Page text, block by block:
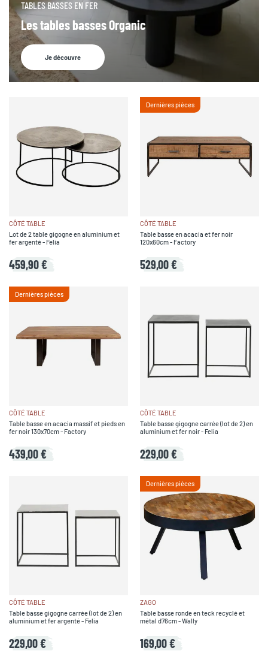
TABLES BASSES EN FER
Les tables basses Organic
Je découvre
CÔTÉ TABLE
Lot de 2 table gigogne en aluminium et
fer argenté - Felia
459,90 €
Dernières pièces
CÔTÉ TABLE
Table basse en acacia et fer noir
120x60cm - Factory
529,00 €
Dernières pièces
CÔTÉ TABLE
Table basse en acacia massif et pieds en
fer noir 130x70cm - Factory
439,00 €
CÔTÉ TABLE
Table basse gigogne carrée (lot de 2) en
aluminium et fer noir - Felia
229,00 €
CÔTÉ TABLE
Table basse gigogne carrée (lot de 2) en
aluminium et fer argenté - Felia
229,00 €
Dernières pièces
ZAGO
Table basse ronde en teck recyclé et
métal d76cm - Wally
169,00 €